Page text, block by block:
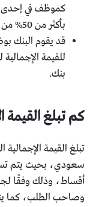
كموظف في إحدى
بأكثر من 50% من القيمة الإجمالية للأسهم الخاصة بها.
قد يقوم البنك
للقيمة
بنك.
كم تبلغ القيمة
سعودي، بحيث يتم
أقساط، وذلك وفقًا
وصاحب الطلب، كما